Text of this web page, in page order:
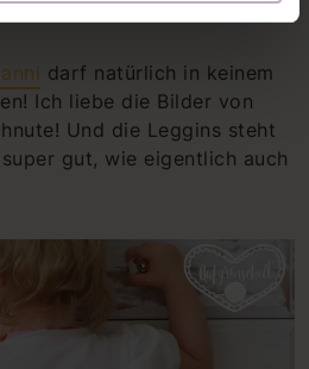
darf natürlich in keinem
Ich liebe die Bilder von
Und die Leggins steht
gut, wie eigentlich auch